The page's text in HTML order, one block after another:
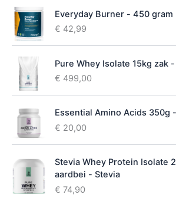
h
e
d
Everyday Burner - 450 gram
€ 42,99
Pure Whey Isolate 15kg zak -
€ 499,00
Essential Amino Acids 350g -
€ 20,00
Stevia Whey Protein Isolate
aardbei - Stevia
€ 74,90